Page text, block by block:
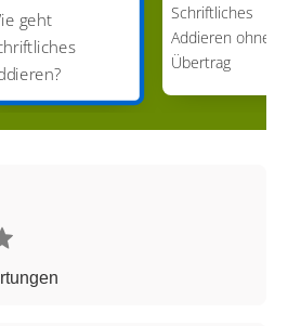
geht
Schriftliches
Addieren ohne
Übertrag